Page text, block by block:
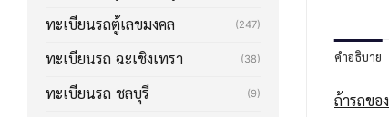
ทะเบียนรถตู้เลขมงคล (247)
ทะเบียนรถ ฉะเชิงเทรา (38)
ทะเบียนรถ ชลบุรี (9)
คำอธิบาย
ถ้ารถขอ